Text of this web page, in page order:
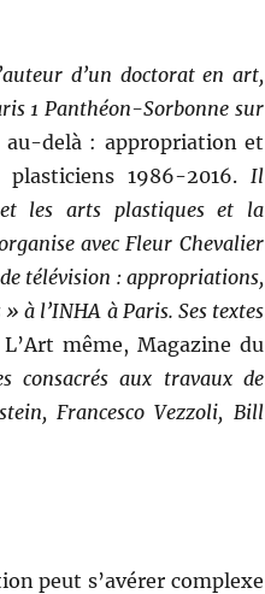
d’un doctorat en art,
1 Panthéon-Sorbonne sur
au-delà : appropriation et
1986-2016.Il
les arts plastiques et la
avec Fleur Chevalier
télévision : appropriations,
à l’INHA à Paris. Ses textes
même, Magazine du
consacrés aux travaux de
Francesco Vezzoli, Bill
peut s’avérer complexe